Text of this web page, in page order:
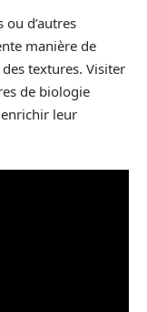
d’autres
manière de
textures. Visiter
de biologie
leur